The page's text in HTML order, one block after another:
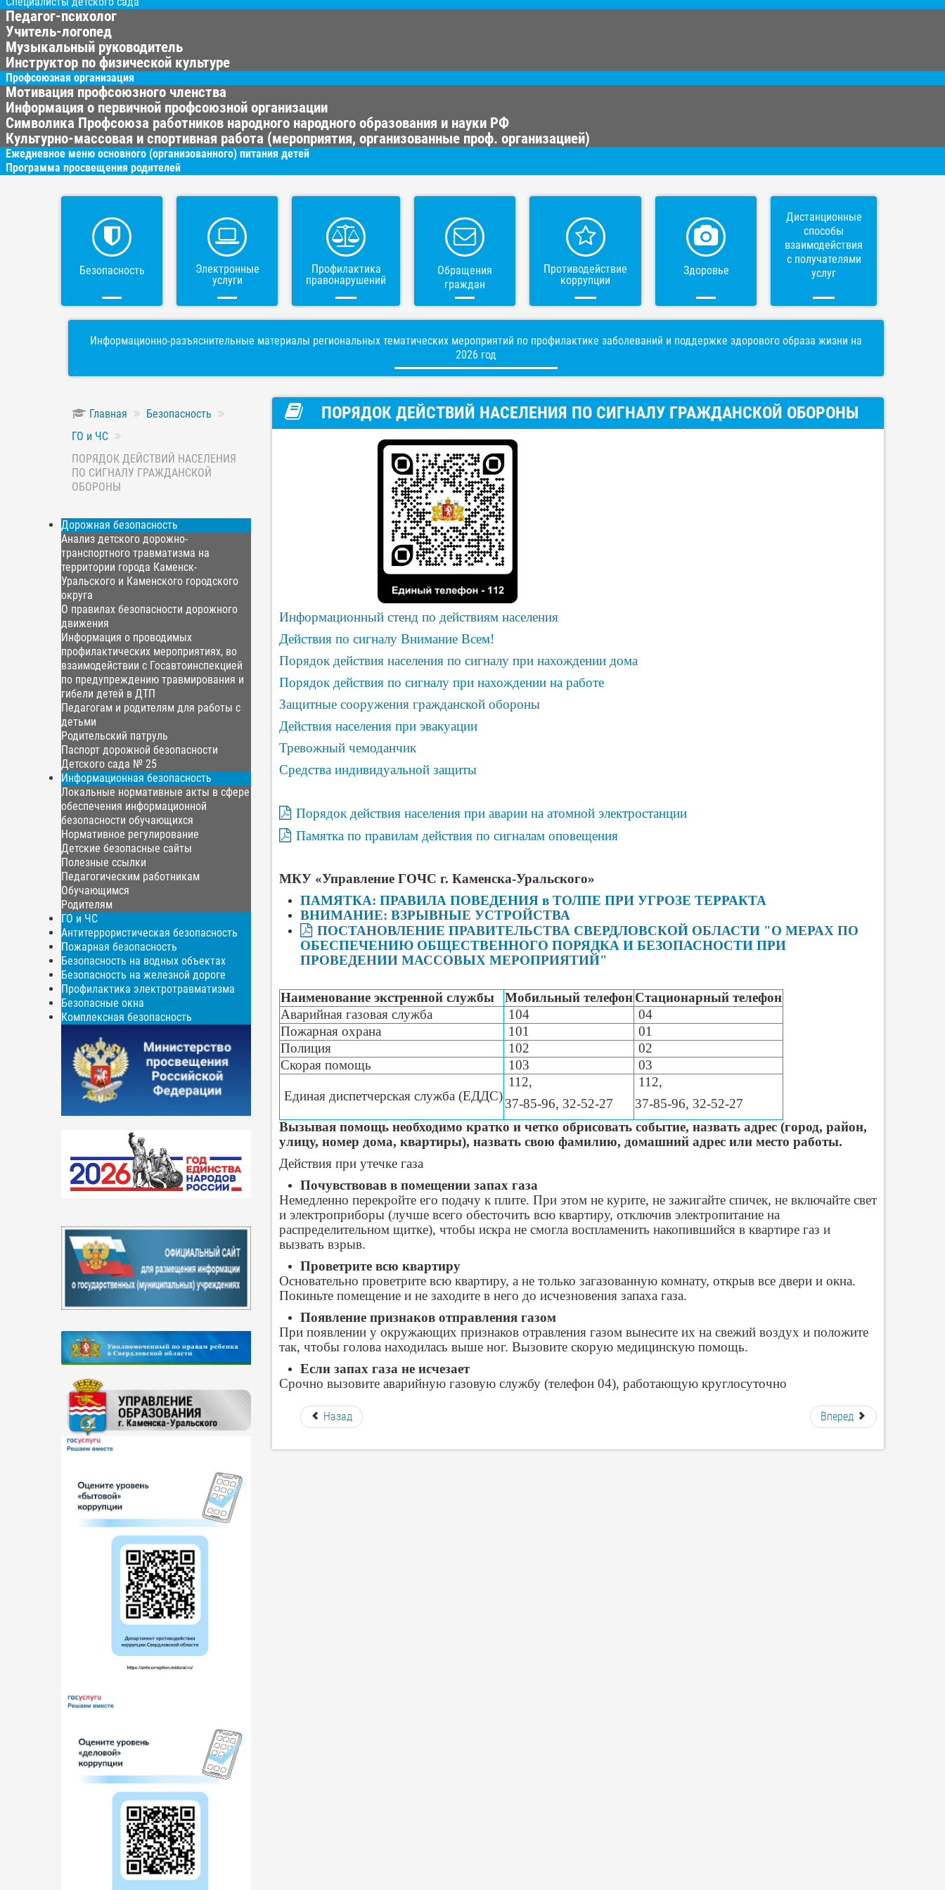
Педагог-психолог
Учитель-логопед
Музыкальный руководитель
Инструктор по физической культуре
Профсоюзная организация
Мотивация профсоюзного членства
Информация о первичной профсоюзной организации
Символика Профсоюза работников народного народного образования и науки РФ
Культурно-массовая и спортивная работа (мероприятия, организованные проф. организацией)
Ежедневное меню основного (организованного) питания детей
Программа просвещения родителей
Безопасность
Электронные
услуги
Профилактика
правонарушений
Обращения
граждан
Противодействие
коррупции
Здоровье
Дистанционные
способы
взаимодействия
с получателями
услуг
Информационно-разъяснительные материалы региональных тематических мероприятий по профилактике заболеваний и поддержке здорового образа жизни на
2026 год
Главная
Безопасность
ГО и ЧС
ПОРЯДОК ДЕЙСТВИЙ НАСЕЛЕНИЯ
ПО СИГНАЛУ ГРАЖДАНСКОЙ
ОБОРОНЫ
Дорожная безопасность
Анализ детского дорожно-
транспортного травматизма на
территории города Каменск-
Уральского и Каменского городского
округа
О правилах безопасности дорожного
движения
Информация о проводимых
профилактических мероприятиях, во
взаимодействии с Госавтоинспекцией
по предупреждению травмирования и
гибели детей в ДТП
Педагогам и родителям для работы с
детьми
Родительский патруль
Паспорт дорожной безопасности
Детского сада № 25
Информационная безопасность
Локальные нормативные акты в сфере
обеспечения информационной
безопасности обучающихся
Нормативное регулирование
Детские безопасные сайты
Полезные ссылки
Педагогическим работникам
Обучающимся
Родителям
ГО и ЧС
Антитеррористическая безопасность
Пожарная безопасность
Безопасность на водных объектах
Безопасность на железной дороге
Профилактика электротравматизма
Безопасные окна
Комплексная безопасность
ПОРЯДОК ДЕЙСТВИЙ НАСЕЛЕНИЯ ПО СИГНАЛУ ГРАЖДАНСКОЙ ОБОРОНЫ
Информационный стенд по действиям населения
Действия по сигналу Внимание Всем!
Порядок действия населения по сигналу при нахождении дома
Порядок действия по сигналу при нахождении на работе
Защитные сооружения гражданской обороны
Действия населения при эвакуации
Тревожный чемоданчик
Средства индивидуальной защиты
Порядок действия населения при аварии на атомной электростанции
Памятка по правилам действия по сигналам оповещения
МКУ «Управление ГОЧС г. Каменска-Уральского»
ПАМЯТКА: ПРАВИЛА ПОВЕДЕНИЯ в ТОЛПЕ ПРИ УГРОЗЕ ТЕРРАКТА
ВНИМАНИЕ: ВЗРЫВНЫЕ УСТРОЙСТВА
ПОСТАНОВЛЕНИЕ ПРАВИТЕЛЬСТВА СВЕРДЛОВСКОЙ ОБЛАСТИ "О МЕРАХ ПО
ОБЕСПЕЧЕНИЮ ОБЩЕСТВЕННОГО ПОРЯДКА И БЕЗОПАСНОСТИ ПРИ
ПРОВЕДЕНИИ МАССОВЫХ МЕРОПРИЯТИЙ"
Наименование экстренной службы Мобильный телефонСтационарный телефон
Аварийная газовая служба
104
04
Пожарная охрана
101
01
Полиция
102
02
Скорая помощь
103 03
Единая диспетчерская служба (ЕДДС)
112,
37-85-96, 32-52-27
112,
37-85-96, 32-52-27
Вызывая помощь необходимо кратко и четко обрисовать событие, назвать адрес (город, район,
улицу, номер дома, квартиры), назвать свою фамилию, домашний адрес или место работы.
Действия при утечке газа
Почувствовав в помещении запах газа
Немедленно перекройте его подачу к плите. При этом не курите, не зажигайте спичек, не включайте свет
и электроприборы (лучше всего обесточить всю квартиру, отключив электропитание на
распределительном щитке), чтобы искра не смогла воспламенить накопившийся в квартире газ и
вызвать взрыв.
Проветрите всю квартиру
Основательно проветрите всю квартиру, а не только загазованную комнату, открыв все двери и окна.
Покиньте помещение и не заходите в него до исчезновения запаха газа.
Появление признаков отправления газом
При появлении у окружающих признаков отравления газом вынесите их на свежий воздух и положите
так, чтобы голова находилась выше ног. Вызовите скорую медицинскую помощь.
Если запах газа не исчезает
Срочно вызовите аварийную газовую службу (телефон 04), работающую круглосуточно
Назад Вперед